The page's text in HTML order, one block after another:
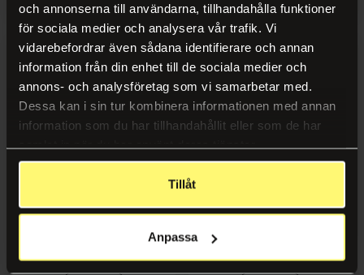
och annonserna till användarna, tillhandahålla funktioner
för sociala medier och analysera vår trafik. Vi
vidarebefordrar även sådana identifierare och annan
information från din enhet till de sociala medier och
annons- och analysföretag som vi samarbetar med.
Dessa kan i sin tur kombinera informationen med annan
information som du har tillhandahållit eller som de har
samlat in när du har använt deras tjänster.
Tillåt
Anpassa
Lynlåspose 230x320 u/felt
Lynlåspose 250x350 u/felt